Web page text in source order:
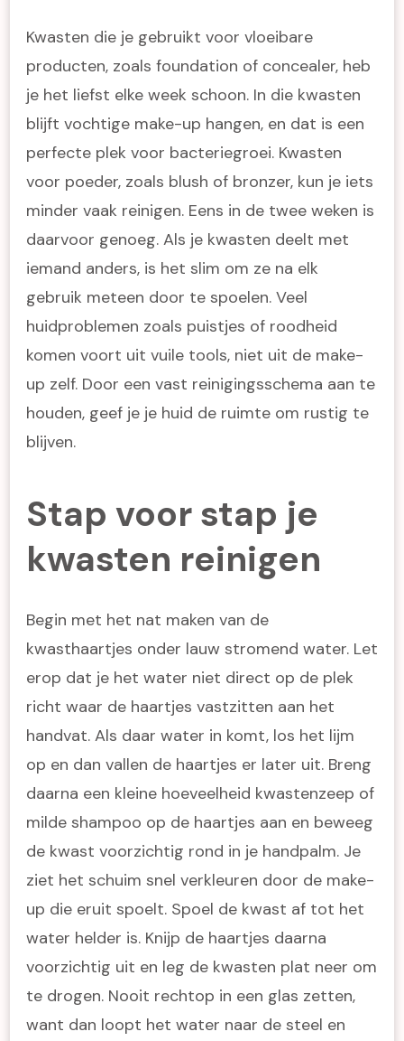
Kwasten die je gebruikt voor vloeibare
producten, zoals foundation of concealer, heb
je het liefst elke week schoon. In die kwasten
blijft vochtige make-up hangen, en dat is een
perfecte plek voor bacteriegroei. Kwasten
voor poeder, zoals blush of bronzer, kun je iets
minder vaak reinigen. Eens in de twee weken is
daarvoor genoeg. Als je kwasten deelt met
iemand anders, is het slim om ze na elk
gebruik meteen door te spoelen. Veel
huidproblemen zoals puistjes of roodheid
komen voort uit vuile tools, niet uit de make-
up zelf. Door een vast reinigingsschema aan te
houden, geef je je huid de ruimte om rustig te
blijven.
Stap voor stap je
kwasten reinigen
Begin met het nat maken van de
kwasthaartjes onder lauw stromend water. Let
erop dat je het water niet direct op de plek
richt waar de haartjes vastzitten aan het
handvat. Als daar water in komt, los het lijm
op en dan vallen de haartjes er later uit. Breng
daarna een kleine hoeveelheid kwastenzeep of
milde shampoo op de haartjes aan en beweeg
de kwast voorzichtig rond in je handpalm. Je
ziet het schuim snel verkleuren door de make-
up die eruit spoelt. Spoel de kwast af tot het
water helder is. Knijp de haartjes daarna
voorzichtig uit en leg de kwasten plat neer om
te drogen. Nooit rechtop in een glas zetten,
want dan loopt het water naar de steel en